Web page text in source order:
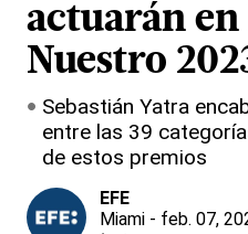
actuarán
Nuestro
Sebastián Yatra
entre las 39
de estos premios
EFE
Miami - feb. 07,